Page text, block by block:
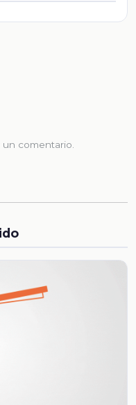
un comentario.